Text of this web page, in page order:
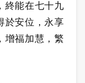
終能在七十九
於安位，永享
增福加慧，繁